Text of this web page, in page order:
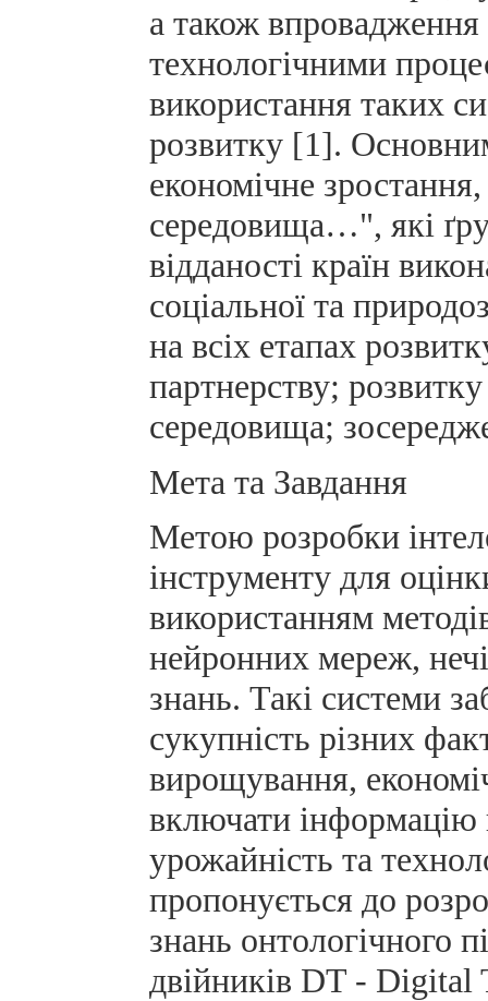
а також впровадження
технологічними
використання таких
розвитку [1].
економічне
середовища…", які
відданості країн
соціальної та
на всіх етапах
партнерству;
середовища;
Мета та Завдання
Метою розробки
інструменту для
використанням
нейронних мереж,
знань. Такі системи
сукупність різних
вирощування,
включати інформацію
урожайність та
пропонується до
знань онтологічного
двійників DT - Digital